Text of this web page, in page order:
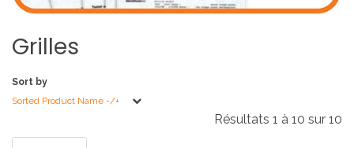
Grilles
Sort by
Sorted Product Name -/+
Résultats 1 à 10 sur 10